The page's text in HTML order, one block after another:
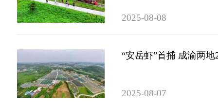
2025-08-08
“安岳虾”首捕 成渝两
2025-08-07